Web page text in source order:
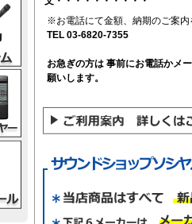
※お電話にて金額、納期のご案内
TEL 03-6820-7355
お急ぎの方は 事前にお電話かメ
願いします。